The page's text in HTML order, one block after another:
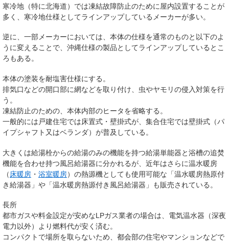
寒冷地（特に北海道）では凍結故障防止のために屋内設置することが
多く、寒冷地仕様としてラインアップしているメーカーが多い。
逆に、一部メーカーにおいては、本体の仕様を通常のものと以下のよ
うに変えることで、沖縄仕様の製品としてラインアップしているとこ
ろもある。
本体の塗装を耐塩害仕様にする。
排気口などの開口部に網などを取り付け、虫やヤモリの侵入対策を行
う。
凍結防止のための、本体内部のヒータを省略する。
一般的には戸建住宅では床置式・壁掛式が、集合住宅では壁掛式（パ
イプシャフト又はベランダ）が普及している。
大きくは給湯栓からの給湯のみの機能を持つ給湯単能器と浴槽の追焚
機能を合わせ持つ風呂給湯器に分かれるが、近年はさらに温水暖房
（ 床暖房 ・ 浴室暖房）の熱源機としても使用可能な「温水暖房熱原付
き給湯器」や「温水暖房熱源付き風呂給湯器」も販売されている。
長所
都市ガスや料金設定が安めなLPガス業者の場合は、電気温水器（深夜
電力以外）より燃料代が安く済む。
コンパクトで場所を取らないため、都会部の住宅やマンションなどで